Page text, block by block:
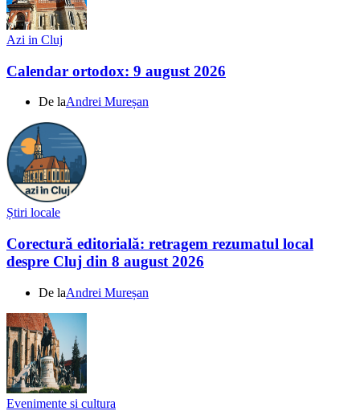
Azi in Cluj
Calendar ortodox: 9 august 2026
De laAndrei Mureșan
Știri locale
Corectură editorială: retragem rezumatul local
despre Cluj din 8 august 2026
De laAndrei Mureșan
Evenimente si cultura